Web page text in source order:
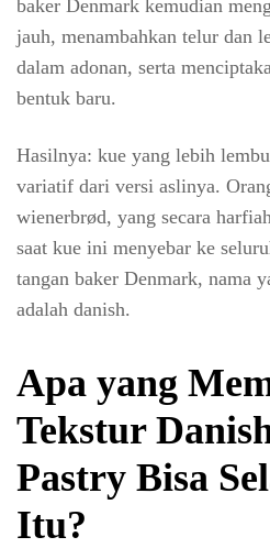
baker Denmark kemudian
jauh, menambahkan telur dan
dalam adonan, serta
bentuk baru.
Hasilnya: kue yang lebih
variatif dari versi aslinya.
wienerbrød, yang secara
saat kue ini menyebar ke
tangan baker Denmark, nama
adalah danish.
Apa yang
Tekstur
Pastry Bisa
Itu?